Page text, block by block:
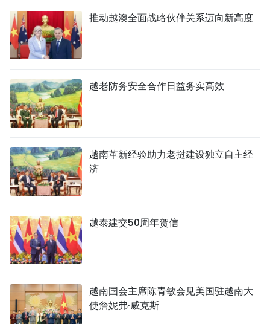
推动越澳全面战略伙伴关系迈向新高度
越老防务安全合作日益务实高效
越南革新经验助力老挝建设独立自主经
济
越泰建交50周年贺信
越南国会主席陈青敏会见美国驻越南大
使詹妮弗·威克斯